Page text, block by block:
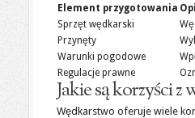
Element przygotowania
Sprzęt wędkarski
Przynęty
Warunki pogodowe
Regulacje prawne
Jakie są korzyści
Wędkarstwo oferuje wiele